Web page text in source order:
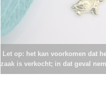
Let op: het kan voorkomen dat
zaak is verkocht; in dat geval